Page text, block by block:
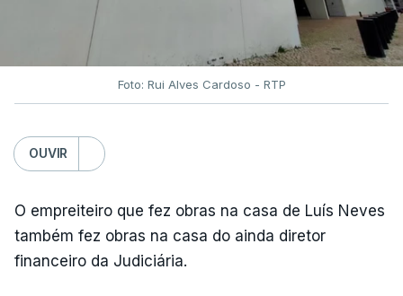
Foto: Rui Alves Cardoso - RTP
OUVIR
O empreiteiro que fez obras na casa de Luís Neves
também fez obras na casa do ainda diretor
financeiro da Judiciária.